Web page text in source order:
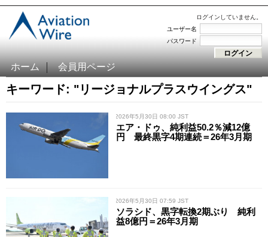
ログインしていません。
ユーザー名
パスワード
ホーム 会員用ページ
キーワード: "リージョナルプラスウイングス"
/ 2026年5月30日 08:00 JST
エア・ドゥ、純利益50.2％減12億
円 最終黒字4期連続＝26年3月期
/ 2026年5月30日 07:59 JST
ソラシド、黒字転換2期ぶり 純利
益8億円＝26年3月期